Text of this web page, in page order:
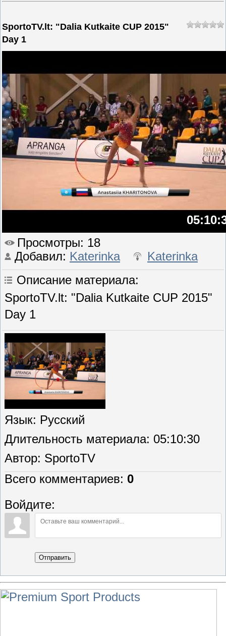
SportoTV.lt: "Dalia Kutkaite CUP 2015"
Day 1
Просмотры: 18
Добавил: Katerinka
Katerinka
Описание материала:
SportoTV.lt: "Dalia Kutkaite CUP 2015"
Day 1
Язык: Русский
Длительность материала: 05:10:30
Автор: SportoTV
Всего комментариев: 0
Войдите:
Отправить